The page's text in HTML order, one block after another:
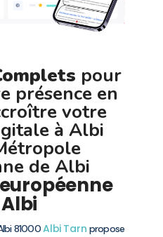
pour
présence en
votre
à Albi
de Albi
81000Albi Tarn propose